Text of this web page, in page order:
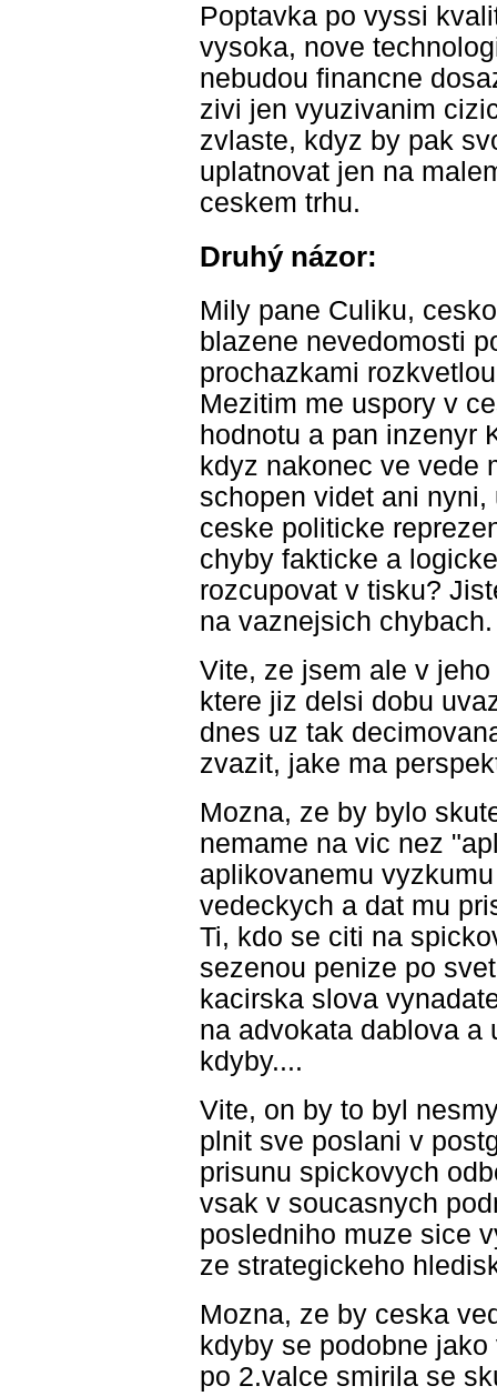
Poptavka po vyssi
vysoka, nove
nebudou financne
zivi jen vyuzivanim
zvlaste, kdyz by pak
uplatnovat jen na
ceskem trhu.
Druhý názor:
Mily pane Culiku,
blazene nevedomosti
prochazkami
Mezitim me uspory v
hodnotu a pan inzenyr
kdyz nakonec ve vede
schopen videt ani
ceske politicke
chyby fakticke a
rozcupovat v tisku?
na vaznejsich chybach.
Vite, ze jsem ale v
ktere jiz delsi dobu
dnes uz tak
zvazit, jake ma
Mozna, ze by bylo
nemame na vic nez
aplikovanemu
vedeckych a dat mu
Ti, kdo se citi na
sezenou penize po
kacirska slova
na advokata dablova a
kdyby....
Vite, on by to byl
plnit sve poslani v
prisunu spickovych
vsak v soucasnych
posledniho muze sice
ze strategickeho
Mozna, ze by ceska
kdyby se podobne
po 2.valce smirila se